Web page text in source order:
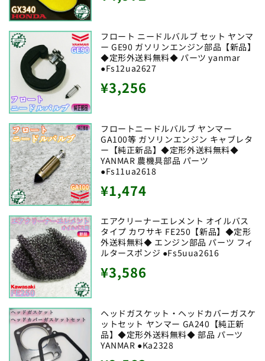
価
格
フロート ニードルバルブ セット ヤンマ
ー GE90 ガソリンエンジン部品【新品】
◆定形外送料無料◆ パーツ yanmar
●Fs12ua2627
通
価
格
¥3,256
フロートニードルバルブ ヤンマー
GA100等 ガソリンエンジン キャブレタ
ー【純正新品】◆定形外送料無料◆
YANMAR 農機具部品 パーツ
●Fs11ua2618
通
価
格
¥1,474
エアクリーナーエレメント オイルバス
タイプ カワサキ FE250【新品】◆定形
外送料無料◆ エンジン部品 パーツ フィ
ルタースポンジ ●Fs5uua2616
通
価
格
¥3,586
ヘッドガスケット・ヘッドカバーガスケ
ットセット ヤンマー GA240【純正新
品】◆定形外送料無料◆ 部品 パーツ
YANMAR ●Ka2328